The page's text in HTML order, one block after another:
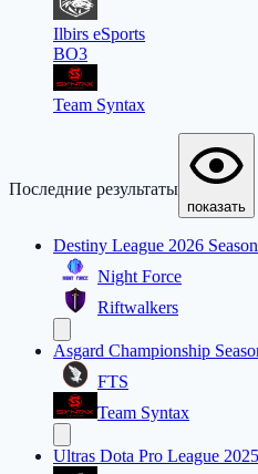
Ilbirs eSports
BO3
Team Syntax
Последние результаты
показать
Destiny League 2026
Night Force
Riftwalkers
Asgard Championship
FTS
Team Syntax
Ultras Dota Pro League